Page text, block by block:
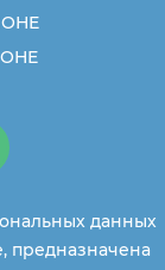
данных
предназначена